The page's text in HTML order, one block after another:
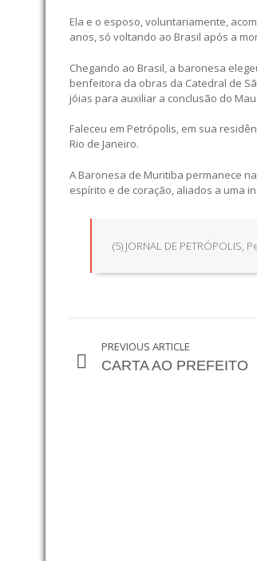
Ela e o esposo, voluntariamente,
anos, só voltando ao Brasil após a
Chegando ao Brasil, a baronesa
benfeitora da obras da Catedral de
jóias para auxiliar a conclusão do
Faleceu em Petrópolis, em sua
Rio de Janeiro.
A Baronesa de Muritiba permanece
espírito e de coração, aliados a uma
(5) JORNAL DE PETRÓPOLIS,
PREVIOUS ARTICLE
CARTA AO PREFEITO